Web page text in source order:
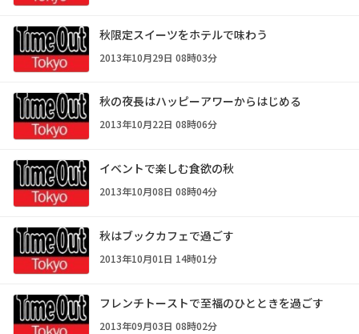
秋限定スイーツをホテルで味わう
2013年10月29日 08時03分
秋の夜長はハッピーアワーからはじめる
2013年10月22日 08時06分
イベントで楽しむ食欲の秋
2013年10月08日 08時04分
秋はブックカフェで過ごす
2013年10月01日 14時01分
フレンチトーストで至福のひとときを過ごす
2013年09月03日 08時02分